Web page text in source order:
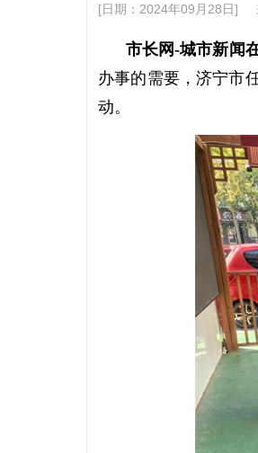
[日期：2024年09月28日]
市长网-城市新闻在
办事的需要，济宁市
动。